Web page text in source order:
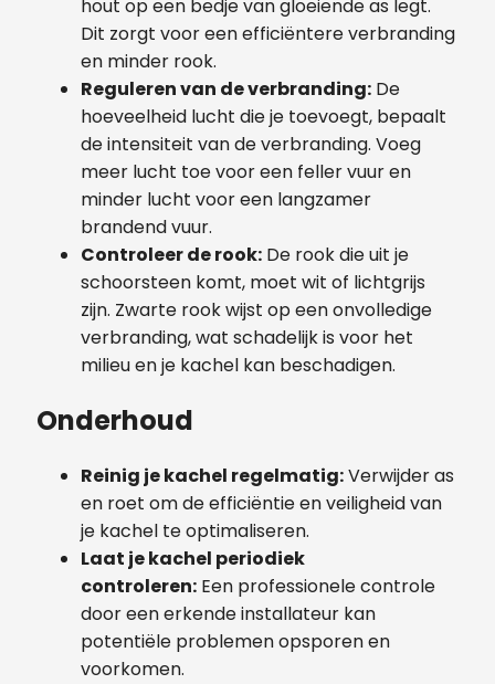
hout op een bedje van gloeiende as legt.
Dit zorgt voor een efficiëntere verbranding
en minder rook.
Reguleren van de verbranding: De
hoeveelheid lucht die je toevoegt, bepaalt
de intensiteit van de verbranding. Voeg
meer lucht toe voor een feller vuur en
minder lucht voor een langzamer
brandend vuur.
Controleer de rook: De rook die uit je
schoorsteen komt, moet wit of lichtgrijs
zijn. Zwarte rook wijst op een onvolledige
verbranding, wat schadelijk is voor het
milieu en je kachel kan beschadigen.
Onderhoud
Reinig je kachel regelmatig:Verwijder as
en roet om de efficiëntie en veiligheid van
je kachel te optimaliseren.
Laat je kachel periodiek
controleren: Een professionele controle
door een erkende installateur kan
potentiële problemen opsporen en
voorkomen.